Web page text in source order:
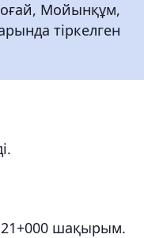
Мойынқұм,
тіркелген
шақырым.